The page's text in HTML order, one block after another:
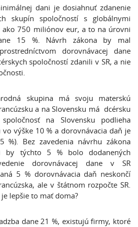
dani je dosiahnuť zdanenie
skupín spoločností s globálnymi
750 miliónov eur, a to na úrovni
15 %. Návrh zákona by mal
dorovnávacej dane
spoločností zdanili v SR, a nie
skupina má svoju materskú
a na Slovensku má dcérsku
na Slovensku podlieha
výške 10 % a dorovnávacia daň je
Bez zavedenia návrhu zákona
by týchto 5 % bolo dodanených
dorovnávacej dane v SR
5 % dorovnávacia daň neskončí
ale v štátnom rozpočte SR.
lepšie to mať doma?
dane 21 %, existujú firmy, ktoré